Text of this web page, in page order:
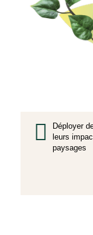
Déployer
leurs
paysages